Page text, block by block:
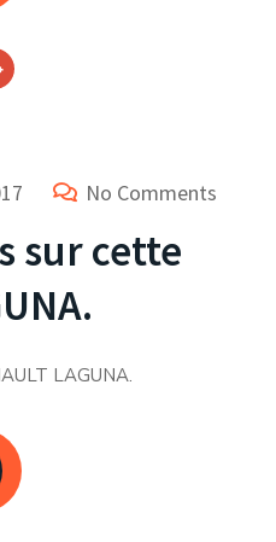
No Comments
sur cette
LAGUNA.